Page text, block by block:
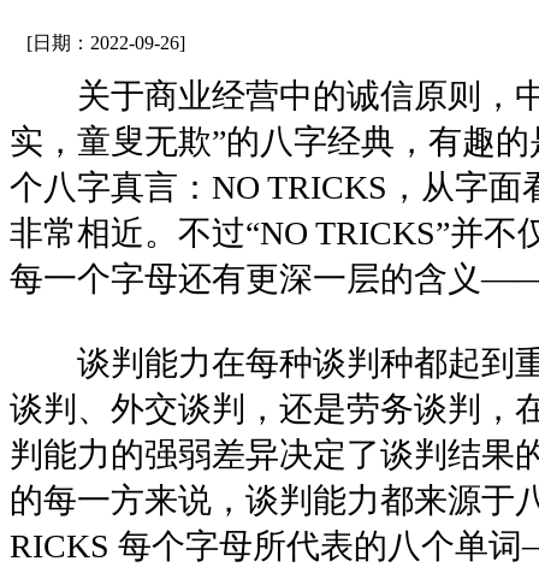
[日期：2022-09-26]
关于商业经营中的诚信原则，
实，童叟无欺”的八字经典，有趣
个八字真言：NO TRICKS，从字面
非常相近。不过“NO TRICKS”并不
每一个字母还有更深一层的含义
谈判能力在每种谈判种都起到
谈判、外交谈判，还是劳务谈判，
判能力的强弱差异决定了谈判结果
的每一方来说，谈判能力都来源于
RICKS 每个字母所代表的八个单词